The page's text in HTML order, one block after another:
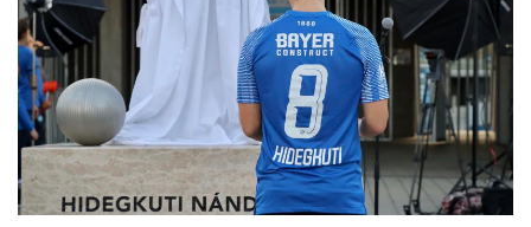
HÍREK
CSAPATOK
MÉRKŐZÉSEK
KLUB
GALÉRIA